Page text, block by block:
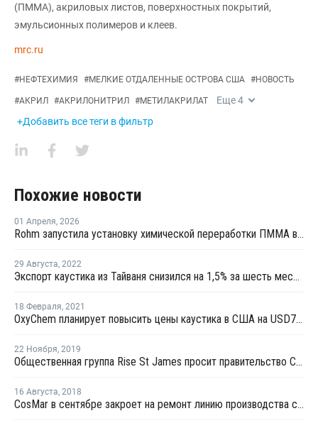
(ПММА), акриловых листов, поверхностных покрытий,
эмульсионных полимеров и клеев.
mrc.ru
#НЕФТЕХИМИЯ #МЕЛКИЕ ОТДАЛЕННЫЕ ОСТРОВА США #НОВОСТЬ
#АКРИЛ #АКРИЛОНИТРИЛ #МЕТИЛАКРИЛАТ Еще4
+Добавить все теги в фильтр
Похожие новости
01 Апреля, 2026
Rohm запустила установку химической переработки ПММА в Вормсе
29 Августа, 2022
Экспорт каустика из Тайваня снизился на 1,5% за шесть месяцев
18 Февраля, 2021
OxyChem планирует повысить цены каустика в США на USD75 за тонну
22 Ноября, 2019
Общественная группа Rise St James просит правительство США воспрепятствовать строительству НПЗ компании Formosa
16 Августа, 2018
CosMar в сентябре закроет на ремонт линию производства стирола в Карвилле